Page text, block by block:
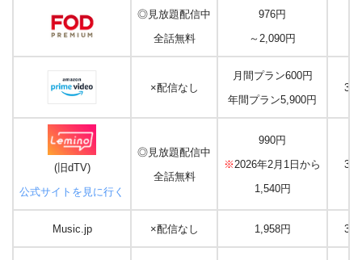
◎見放題配信中
全話無料
976円
～2,090円
×配信なし
月間プラン600円
年間プラン5,900円
30
(旧dTV)
公式サイトを見に行く
◎見放題配信中
全話無料
990円
※2026年2月1日から
1,540円
31
Music.jp ×配信なし 1,958円 30